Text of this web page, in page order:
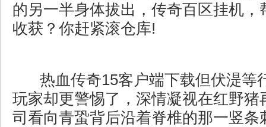
的另一半身体拔出，传奇百区挂机，
收获？你赶紧滚仓库!
热血传奇15客户端下载但伏湜等
玩家却更警惕了，深情凝视在红野猪
司看向青蛩背后沿着脊椎的那一竖条